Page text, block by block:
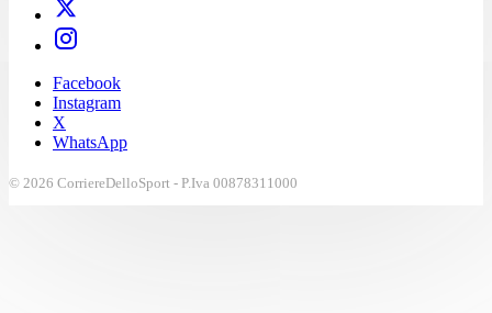
Facebook
Instagram
X
WhatsApp
© 2026 CorriereDelloSport - P.Iva 00878311000